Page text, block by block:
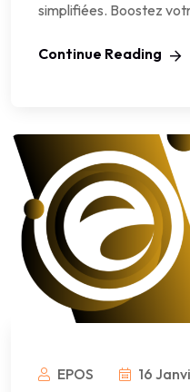
simplifiées. Boostez
Continue Reading
EPOS 16